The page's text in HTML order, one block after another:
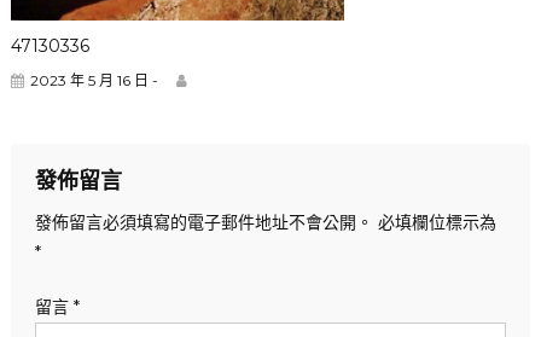
47130336
2023 年 5 月 16 日 -
發佈留言
發佈留言必須填寫的電子郵件地址不會公開。 必填欄位標示為
*
留言 *